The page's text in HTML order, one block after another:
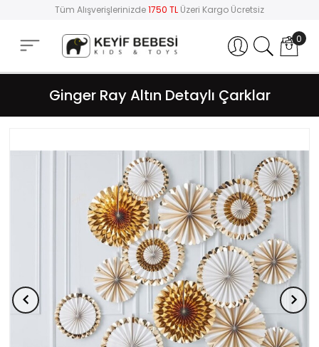
Tüm Alışverişlerinizde1750 TL Üzeri Kargo Ücretsiz
Hesabım 0
Ginger Ray Altın Detaylı Çarklar